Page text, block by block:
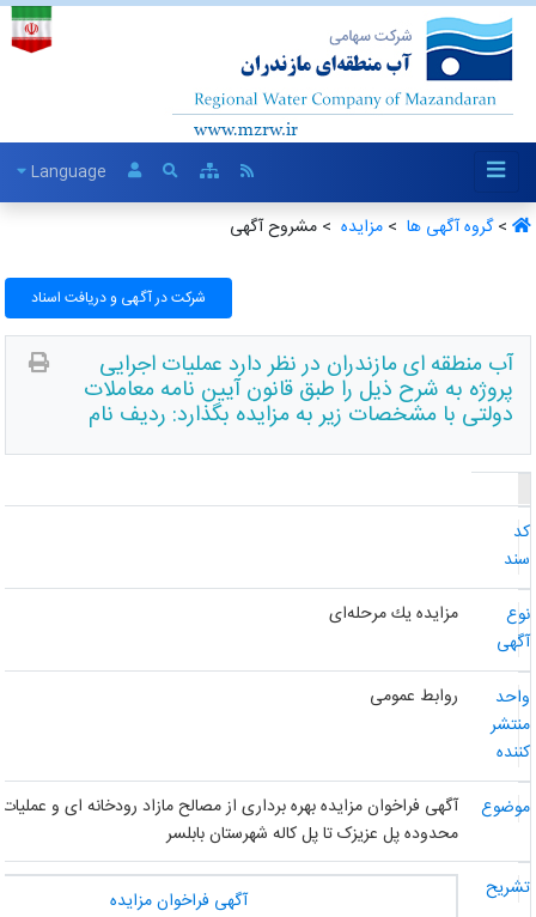
Language
>گروه آگهی ها ‏>مزایده ‏> مشروح آگهی
شرکت در آگهی و دریافت اسناد
آب منطقه ای مازندران در نظر دارد عملیات اجرایی
پروژه به شرح ذیل را طبق قانون آیین نامه معاملات
دولتی با مشخصات زیر به مزایده بگذارد: ردیف نام
مزایده یك مرحله‌ای
روابط عمومی
آگهی فراخوان مزایده بهره برداری از مصالح مازاد رودخانه ای و عملیات
محدوده پل عزیزک تا پل کاله شهرستان بابلسر
آگهی فراخوان مزایده